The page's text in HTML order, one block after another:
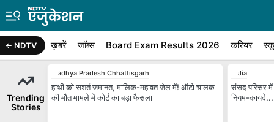
NDTV ख़बरें जॉब्स Board Exam Results 2026 करियर
Trending
Stories
Madhya Pradesh Chhattisgarh
हाथी को सशर्त जमानत, मालिक-महावत जेल में! ऑटो चालक
की मौत मामले में कोर्ट का बड़ा फैसला
India
संसद परिसर में
नियम-कायदे...